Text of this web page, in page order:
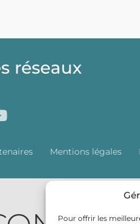
Pour offrir les
réseaux
Mentions légales